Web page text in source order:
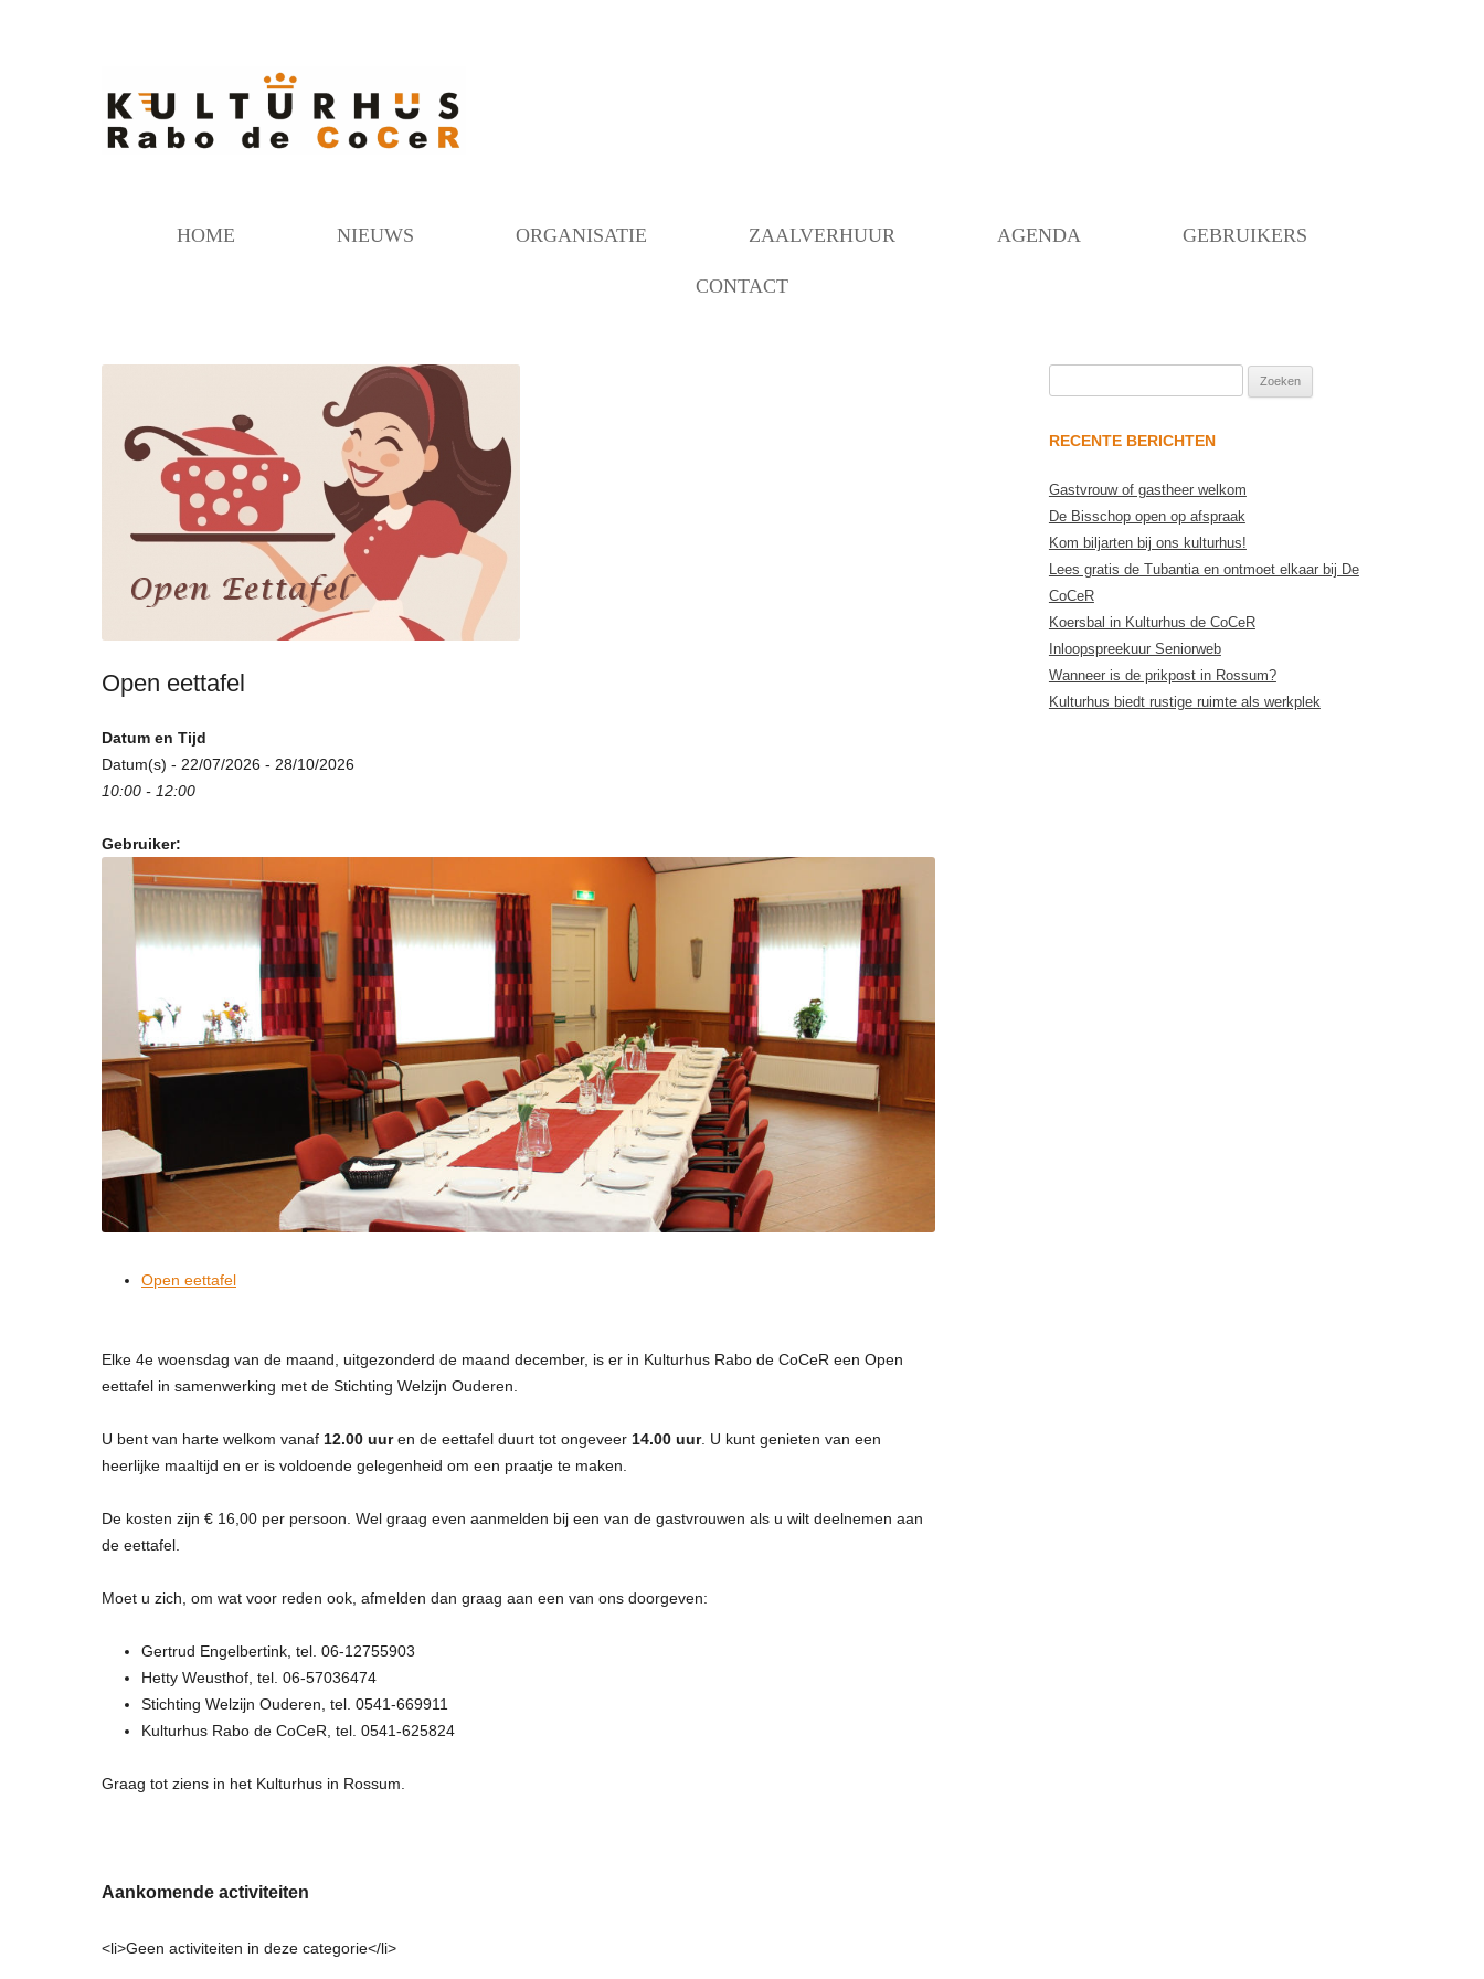
HOME NIEUWS ORGANISATIE ZAALVERHUUR
BEZETTING RUIMTEN
AGENDA GEBRUIKERS
CONTACT
Open eettafel
Datum en Tijd
Datum(s) - 22/07/2026 - 28/10/2026
10:00 - 12:00
Gebruiker:
Open eettafel
Elke 4e woensdag van de maand, uitgezonderd de maand december, is er in Kulturhus Rabo de CoCeR een Open
eettafel in samenwerking met de Stichting Welzijn Ouderen.
U bent van harte welkom vanaf 12.00 uuren de eettafel duurt tot ongeveer 14.00 uur. U kunt genieten van een
heerlijke maaltijd en er is voldoende gelegenheid om een praatje te maken.
De kosten zijn € 16,00 per persoon. Wel graag even aanmelden bij een van de gastvrouwen als u wilt deelnemen aan
de eettafel.
Moet u zich, om wat voor reden ook, afmelden dan graag aan een van ons doorgeven:
Gertrud Engelbertink, tel. 06-12755903
Hetty Weusthof, tel. 06-57036474
Stichting Welzijn Ouderen, tel. 0541-669911
Kulturhus Rabo de CoCeR, tel. 0541-625824
Graag tot ziens in het Kulturhus in Rossum.
Aankomende activiteiten
<li>Geen activiteiten in deze categorie</li>
RECENTE BERICHTEN
Gastvrouw of gastheer welkom
De Bisschop open op afspraak
Kom biljarten bij ons kulturhus!
Lees gratis de Tubantia en ontmoet elkaar bij De
CoCeR
Koersbal in Kulturhus de CoCeR
Inloopspreekuur Seniorweb
Wanneer is de prikpost in Rossum?
Kulturhus biedt rustige ruimte als werkplek